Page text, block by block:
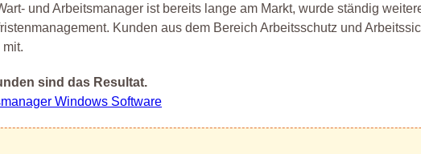
und Arbeitsmanager ist bereits lange am Markt, wurde ständig
Kunden aus dem Bereich Arbeitsschutz und
sind das Resultat.
Windows Software